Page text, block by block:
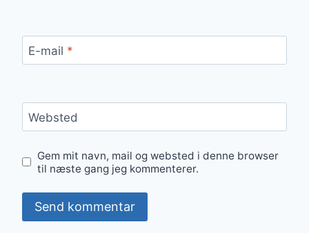
E-mail *
Websted
Gem mit navn, mail og websted i denne browser
til næste gang jeg kommenterer.